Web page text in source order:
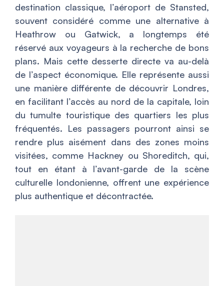
destination classique, l’aéroport de Stansted,
souvent considéré comme une alternative à
Heathrow ou Gatwick, a longtemps été
réservé aux voyageurs à la recherche de bons
plans. Mais cette desserte directe va au-delà
de l’aspect économique. Elle représente aussi
une manière différente de découvrir Londres,
en facilitant l’accès au nord de la capitale, loin
du tumulte touristique des quartiers les plus
fréquentés. Les passagers pourront ainsi se
rendre plus aisément dans des zones moins
visitées, comme Hackney ou Shoreditch, qui,
tout en étant à l’avant-garde de la scène
culturelle londonienne, offrent une expérience
plus authentique et décontractée.